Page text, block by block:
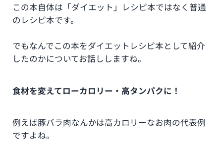
この本自体は「ダイエット」レシピ本ではなく普通
のレシピ本です。
でもなんでこの本をダイエットレシピ本として紹介
したのかについてお話ししますね。
食材を変えてローカロリー・高タンパクに！
例えば豚バラ肉なんかは高カロリーなお肉の代表例
ですよね。